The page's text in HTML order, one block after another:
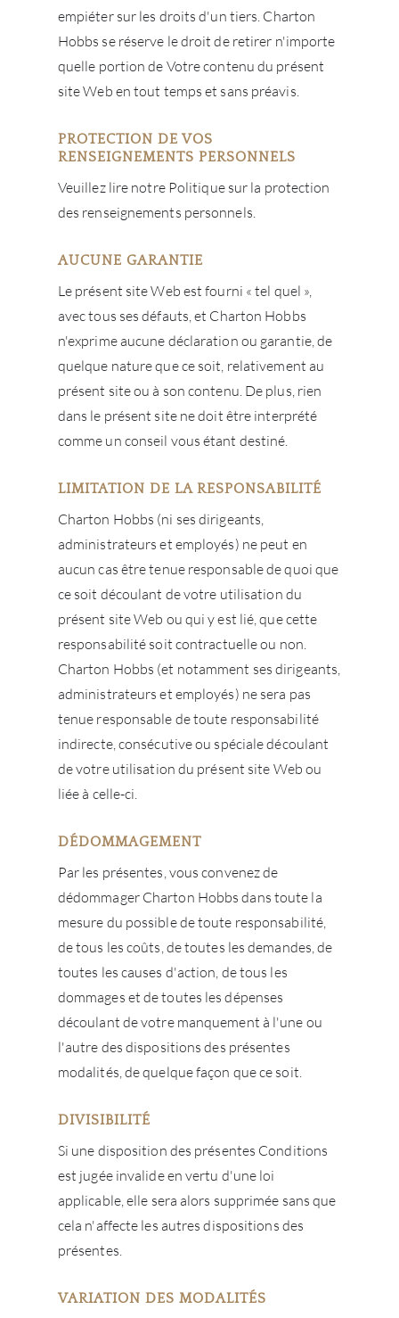
empiéter sur les droits d'un tiers. Charton
Hobbs se réserve le droit de retirer n'importe
quelle portion de Votre contenu du présent
site Web en tout temps et sans préavis.
PROTECTION DE VOS
RENSEIGNEMENTS PERSONNELS
Veuillez lire notre Politique sur la protection
des renseignements personnels.
AUCUNE GARANTIE
Le présent site Web est fourni « tel quel »,
avec tous ses défauts, et Charton Hobbs
n'exprime aucune déclaration ou garantie, de
quelque nature que ce soit, relativement au
présent site ou à son contenu. De plus, rien
dans le présent site ne doit être interprété
comme un conseil vous étant destiné.
LIMITATION DE LA RESPONSABILITÉ
Charton Hobbs (ni ses dirigeants,
administrateurs et employés) ne peut en
aucun cas être tenue responsable de quoi que
ce soit découlant de votre utilisation du
présent site Web ou qui y est lié, que cette
responsabilité soit contractuelle ou non.
Charton Hobbs (et notamment ses dirigeants,
administrateurs et employés) ne sera pas
tenue responsable de toute responsabilité
indirecte, consécutive ou spéciale découlant
de votre utilisation du présent site Web ou
liée à celle-ci.
DÉDOMMAGEMENT
Par les présentes, vous convenez de
dédommager Charton Hobbs dans toute la
mesure du possible de toute responsabilité,
de tous les coûts, de toutes les demandes, de
toutes les causes d'action, de tous les
dommages et de toutes les dépenses
découlant de votre manquement à l'une ou
l'autre des dispositions des présentes
modalités, de quelque façon que ce soit.
DIVISIBILITÉ
Si une disposition des présentes Conditions
est jugée invalide en vertu d'une loi
applicable, elle sera alors supprimée sans que
cela n'affecte les autres dispositions des
présentes.
VARIATION DES MODALITÉS